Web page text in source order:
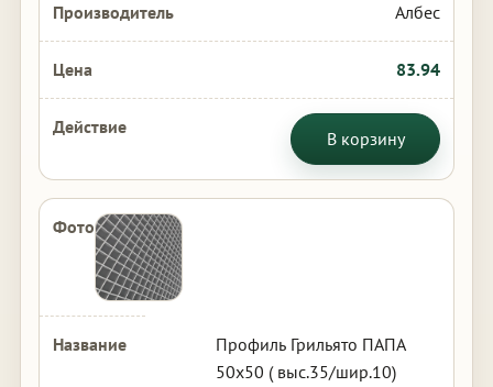
Албес
83.94
В корзину
Профиль Грильято ПАПА
50х50 ( выс.35/шир.10)